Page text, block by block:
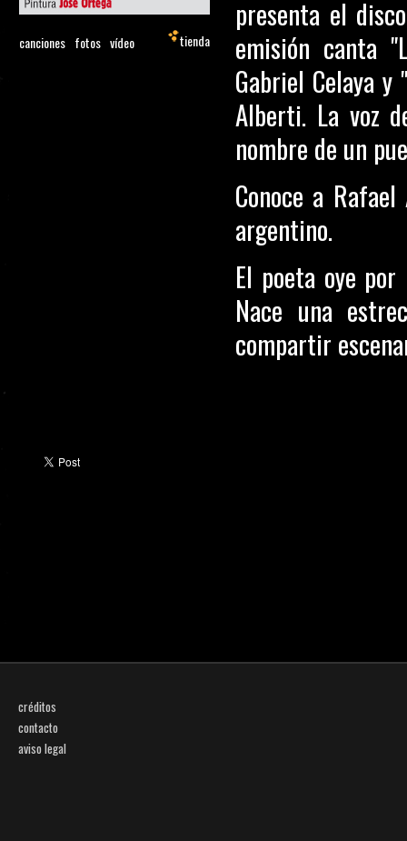
canciones fotos vídeo tienda
presenta el
emisión canta
Gabriel Celaya
Alberti. La voz
nombre de un
Conoce a
argentino.
El poeta oye
Nace una
compartir
créditos
contacto
aviso legal